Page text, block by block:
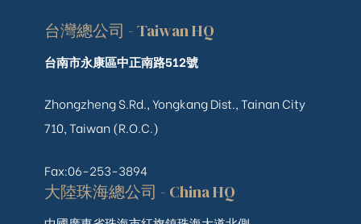
台灣總公司 - Taiwan HQ
台南市永康區中正南路512號
Zhongzheng S.Rd., Yongkang Dist., Tainan City
710, Taiwan (R.O.C.)
Fax:06-253-3894
大陸珠海總公司 - China HQ